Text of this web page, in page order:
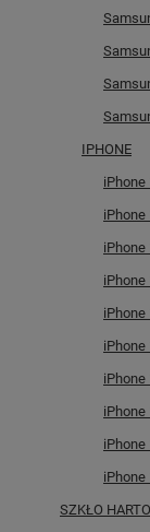
IPHONE
iPhone
iPhone
iPhone
iPhone
iPhone
iPhone
iPhone
iPhone
iPhone
iPhone
SZKŁO